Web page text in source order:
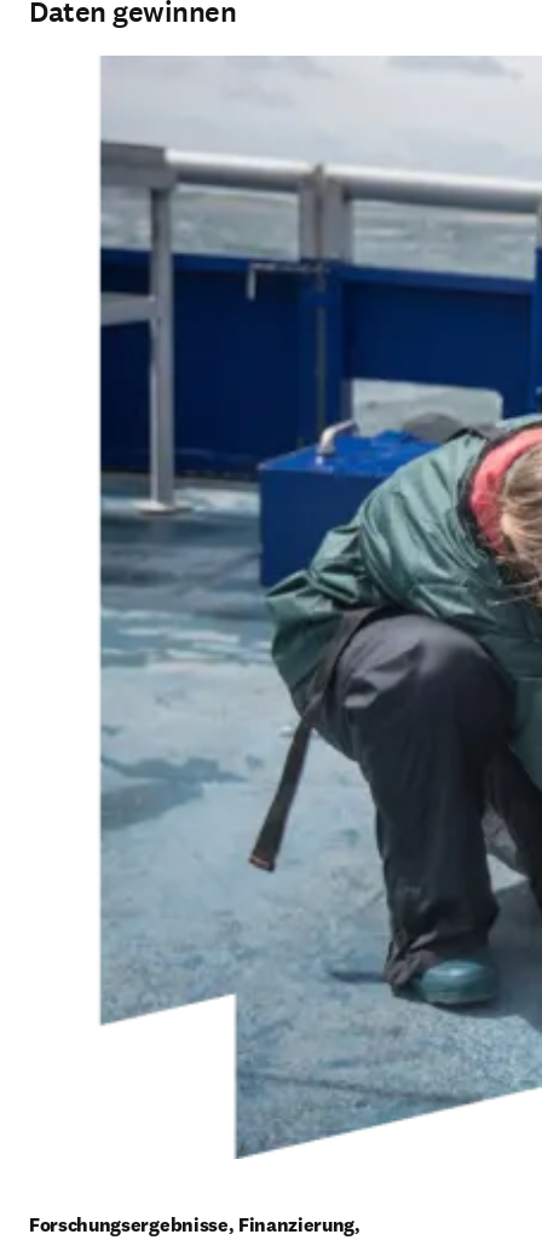
Daten gewinnen
Forschungsergebnisse, Finanzierung,